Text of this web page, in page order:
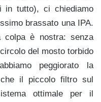
in tutto), ci chiediamo
brassato una IPA.
colpa è nostra: senza
del mosto torbido
peggiorato la
il piccolo filtro sul
ottimale per il